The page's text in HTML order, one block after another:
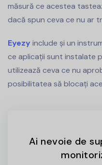
măsură ce acestea
dacă spun ceva ce nu ar
Eyezy include și un
ce aplicații sunt instalate
utilizează ceva ce nu
posibilitatea să blocați
Ai nevoie de